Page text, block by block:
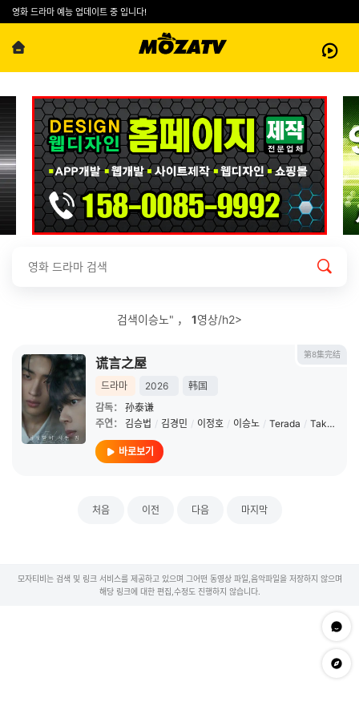
영화 드라마 예능 업데이트 중 입니다!
검색이승노" ， 1영상/h2>
第8集完结
谎言之屋
드라마 2026
韩国
감독：
孙泰谦
주연：
김승법 / 김경민 / 이정호 / 이승노 / Terada / Takuya
바로보기
처음 이전 다음 마지막
모자티비는 검색 및 링크 서비스를 제공하고 있으며 그어떤 동영상 파일,음악파일을 저장하지 않으며
해당 링크에 대한 편집,수정도 진행하지 않습니다.
문의하
app